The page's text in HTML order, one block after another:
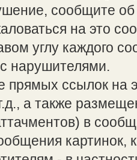
сообщите
на это
углу каждого
нарушителями.
ссылок на
а также
в
картинок,